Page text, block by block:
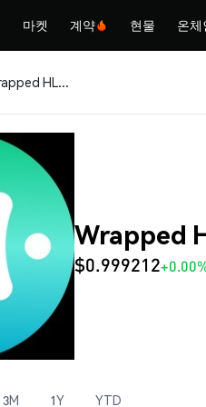
마켓 계약 현물 온체
WHLUSD (Wrapped HLUSD)
Wrapped
$0.999212
3M 1Y YTD